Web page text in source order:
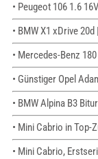
• Peugeot 106 1.6
• BMW X1 xDrive
• Mercedes-Benz
• Günstiger Opel
• BMW Alpina B3
• Mini Cabrio in Top-
• Mini Cabrio,